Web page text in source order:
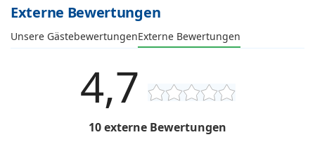
Externe Bewertungen
Unsere GästebewertungenExterne Bewertungen
4,7
10 externe Bewertungen